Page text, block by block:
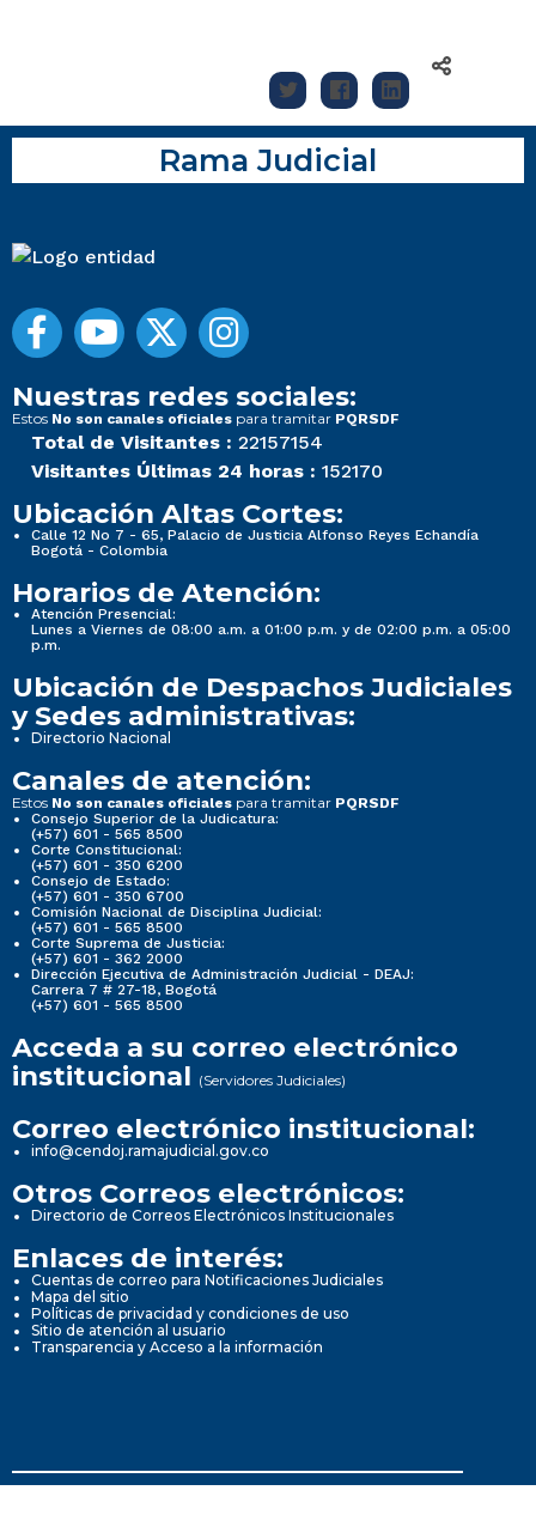
Rama Judicial
Nuestras redes sociales:
Estos No son canales oficiales para tramitar PQRSDF
Total de Visitantes : 22157154
Visitantes Últimas 24 horas : 152170
Ubicación Altas Cortes:
Calle 12 No 7 - 65, Palacio de Justicia Alfonso Reyes Echandía
Bogotá - Colombia
Horarios de Atención:
Atención Presencial:
Lunes a Viernes de 08:00 a.m. a 01:00 p.m. y de 02:00 p.m. a 05:00
p.m.
Ubicación de Despachos Judiciales
y Sedes administrativas:
Directorio Nacional
Canales de atención:
Estos No son canales oficiales para tramitar PQRSDF
Consejo Superior de la Judicatura:
(+57) 601 - 565 8500
Corte Constitucional:
(+57) 601 - 350 6200
Consejo de Estado:
(+57) 601 - 350 6700
Comisión Nacional de Disciplina Judicial:
(+57) 601 - 565 8500
Corte Suprema de Justicia:
(+57) 601 - 362 2000
Dirección Ejecutiva de Administración Judicial - DEAJ:
Carrera 7 # 27-18, Bogotá
(+57) 601 - 565 8500
Acceda a su correo electrónico
institucional (Servidores Judiciales)
Correo electrónico institucional:
info@cendoj.ramajudicial.gov.co
Otros Correos electrónicos:
Directorio de Correos Electrónicos Institucionales
Enlaces de interés:
Cuentas de correo para Notificaciones Judiciales
Mapa del sitio
Políticas de privacidad y condiciones de uso
Sitio de atención al usuario
Transparencia y Acceso a la información